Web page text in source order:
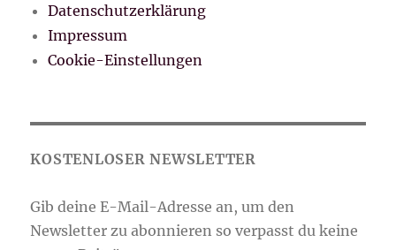
Datenschutzerklärung
Impressum
Cookie-Einstellungen